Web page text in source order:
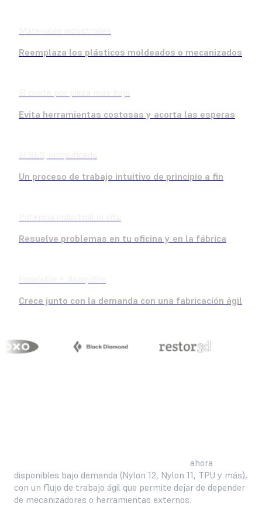
Materiales industriales
Reemplaza los plásticos moldeados o mecanizados
El coste por pieza más bajo
Evita herramientas costosas y acorta las esperas
El SLS, simplificado
Un proceso de trabajo intuitivo de principio a fin
Potencia industrial in situ
Resuelve problemas en tu oficina y en la fábrica
Escalable + Asequible
Crece junto con la demanda con una fabricación ágil
ahora
disponibles bajo demanda (Nylon 12, Nylon 11, TPU y más),
con un flujo de trabajo ágil que permite dejar de depender
de mecanizadores o herramientas externos.